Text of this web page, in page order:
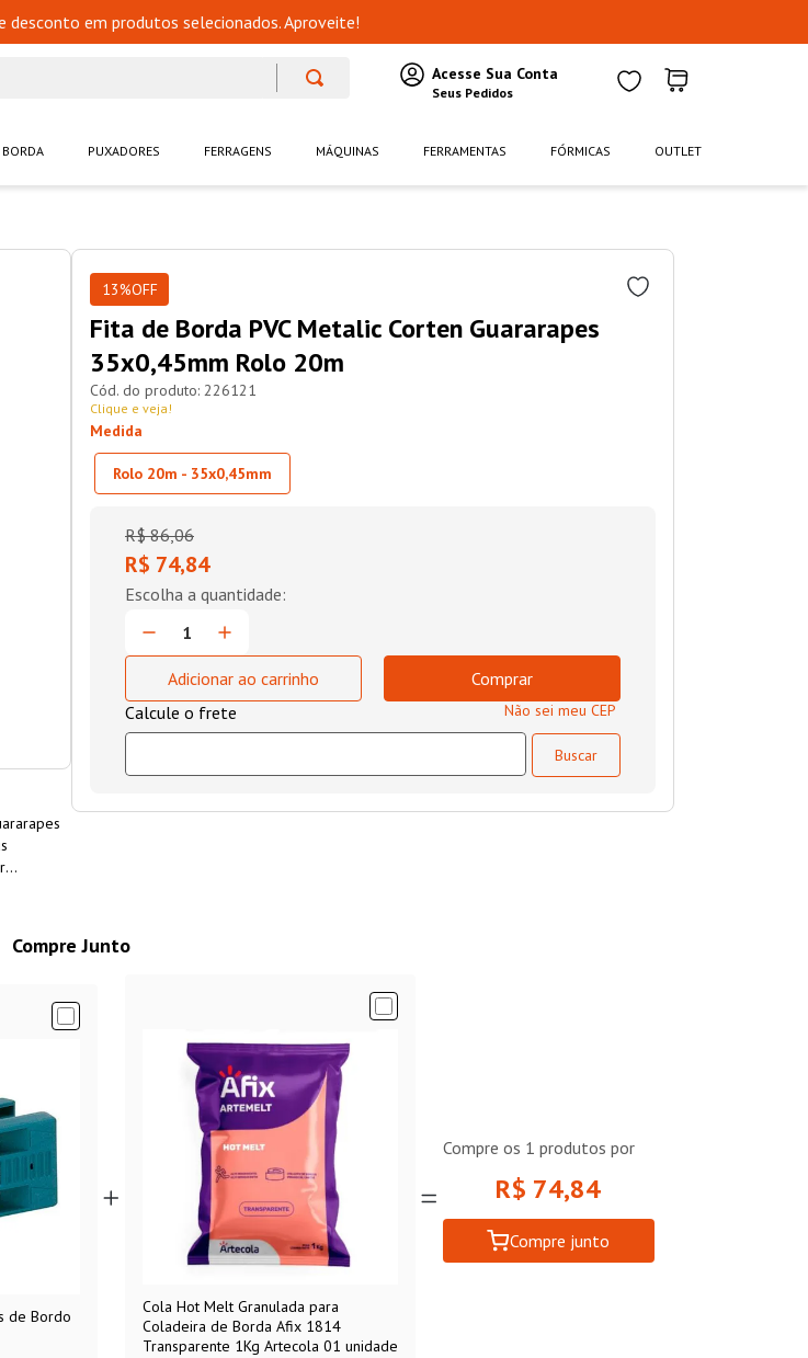
desconto em produtos selecionados. Aproveite!
BORDA PUXADORES FERRAGENS MÁQUINAS FERRAMENTAS FÓRMICAS OUTLET
13%OFF
Fita de Borda PVC Metalic Corten Guararapes
35x0,45mm Rolo 20m
226121
Clique e veja!
Medida
Rolo 20m - 35x0,45mm
R$ 86,06
R$ 74,84
Adicionar ao carrinho Comprar
Não sei meu CEP
Compre Junto
de Bordo
Cola Hot Melt Granulada para
Coladeira de Borda Afix 1814
Transparente 1Kg Artecola 01 unidade
Compre os 1 produtos por
R$ 74,84
Compre junto